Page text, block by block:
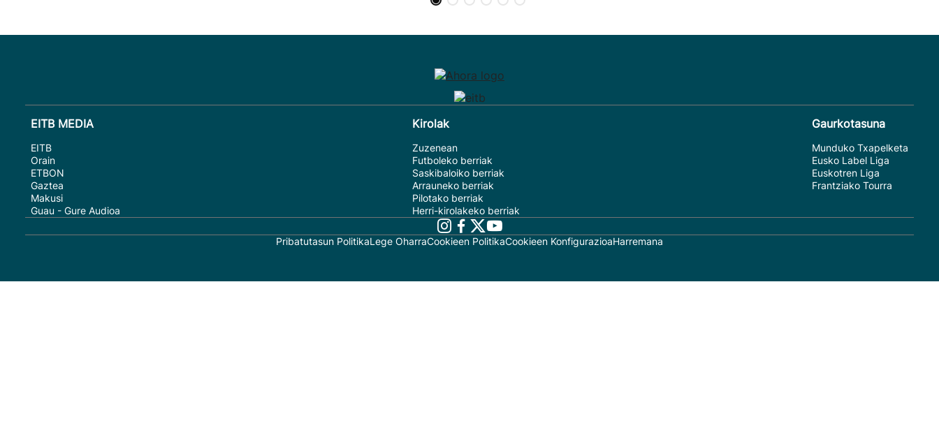
EITB MEDIA
EITB
Orain
ETBON
Gaztea
Makusi
Guau - Gure Audioa
Kirolak
Zuzenean
Futboleko berriak
Saskibaloiko berriak
Arrauneko berriak
Pilotako berriak
Herri-kirolakeko berriak
Gaurkotasuna
Munduko Txapelketa
Eusko Label Liga
Euskotren Liga
Frantziako Tourra
Pribatutasun PolitikaLege OharraCookieen PolitikaCookieen KonfigurazioaHarremana